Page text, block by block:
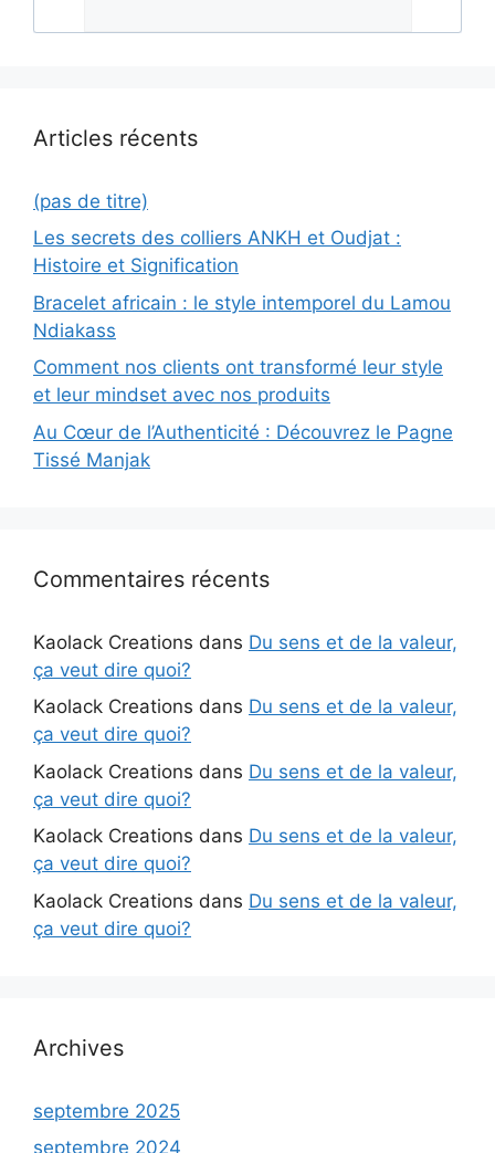
Articles récents
(pas de titre)
Les secrets des colliers ANKH et Oudjat :
Histoire et Signification
Bracelet africain : le style intemporel du Lamou
Ndiakass
Comment nos clients ont transformé leur style
et leur mindset avec nos produits
Au Cœur de l’Authenticité : Découvrez le Pagne
Tissé Manjak
Commentaires récents
Kaolack Creations dans Du sens et de la valeur,
ça veut dire quoi?
Kaolack Creations dans Du sens et de la valeur,
ça veut dire quoi?
Kaolack Creations dans Du sens et de la valeur,
ça veut dire quoi?
Kaolack Creations dans Du sens et de la valeur,
ça veut dire quoi?
Kaolack Creations dans Du sens et de la valeur,
ça veut dire quoi?
Archives
septembre 2025
septembre 2024